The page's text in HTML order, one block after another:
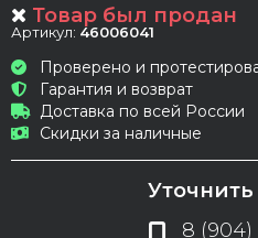
Товар был продан
Артикул: 46006041
Проверено и
Гарантия и возврат
Доставка по всей России
Скидки за наличные
8 (904)